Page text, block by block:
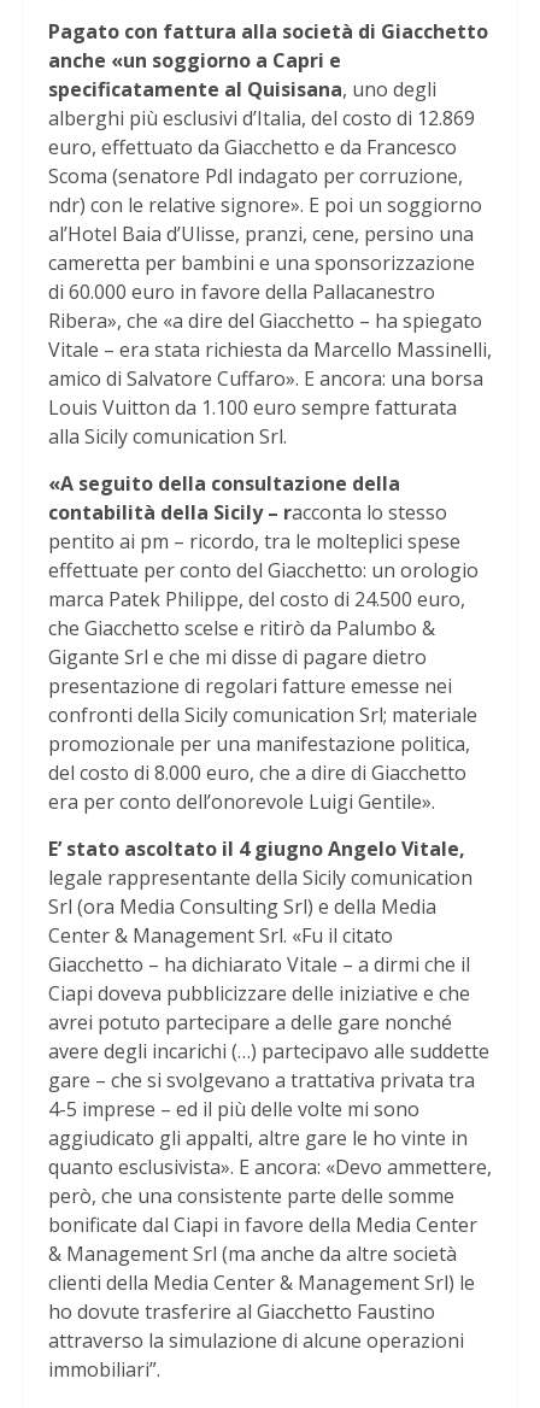
Pagato con fattura alla società di Giacchetto
anche «un soggiorno a Capri e
specificatamente al Quisisana, uno degli
alberghi più esclusivi d’Italia, del costo di 12.869
euro, effettuato da Giacchetto e da Francesco
Scoma (senatore Pdl indagato per corruzione,
ndr) con le relative signore». E poi un soggiorno
al’Hotel Baia d’Ulisse, pranzi, cene, persino una
cameretta per bambini e una sponsorizzazione
di 60.000 euro in favore della Pallacanestro
Ribera», che «a dire del Giacchetto – ha spiegato
Vitale – era stata richiesta da Marcello Massinelli,
amico di Salvatore Cuffaro». E ancora: una borsa
Louis Vuitton da 1.100 euro sempre fatturata
alla Sicily comunication Srl.
«A seguito della consultazione della
contabilità della Sicily – racconta lo stesso
pentito ai pm – ricordo, tra le molteplici spese
effettuate per conto del Giacchetto: un orologio
marca Patek Philippe, del costo di 24.500 euro,
che Giacchetto scelse e ritirò da Palumbo &
Gigante Srl e che mi disse di pagare dietro
presentazione di regolari fatture emesse nei
confronti della Sicily comunication Srl; materiale
promozionale per una manifestazione politica,
del costo di 8.000 euro, che a dire di Giacchetto
era per conto dell’onorevole Luigi Gentile».
E’ stato ascoltato il 4 giugno Angelo Vitale,
legale rappresentante della Sicily comunication
Srl (ora Media Consulting Srl) e della Media
Center & Management Srl. «Fu il citato
Giacchetto – ha dichiarato Vitale – a dirmi che il
Ciapi doveva pubblicizzare delle iniziative e che
avrei potuto partecipare a delle gare nonché
avere degli incarichi (…) partecipavo alle suddette
gare – che si svolgevano a trattativa privata tra
4-5 imprese – ed il più delle volte mi sono
aggiudicato gli appalti, altre gare le ho vinte in
quanto esclusivista». E ancora: «Devo ammettere,
però, che una consistente parte delle somme
bonificate dal Ciapi in favore della Media Center
& Management Srl (ma anche da altre società
clienti della Media Center & Management Srl) le
ho dovute trasferire al Giacchetto Faustino
attraverso la simulazione di alcune operazioni
immobiliari”.